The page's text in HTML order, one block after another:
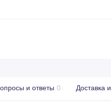
и ответы 0 Доставка